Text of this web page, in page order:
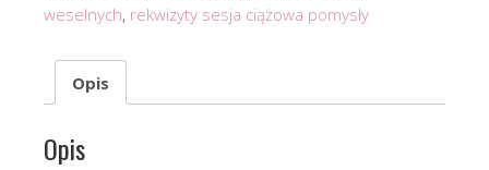
weselnych, rekwizyty sesja ciążowa pomysły
Opis
Opis